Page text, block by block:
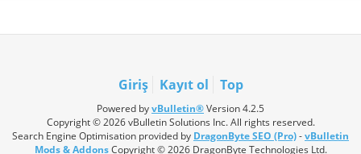
Giriş Kayıt ol Top
Powered byvBulletin®Version 4.2.5
Copyright © 2026 vBulletin Solutions Inc. All rights reserved.
Search Engine Optimisation provided by DragonByte SEO (Pro)-vBulletin
Mods & AddonsCopyright © 2026 DragonByte Technologies Ltd.